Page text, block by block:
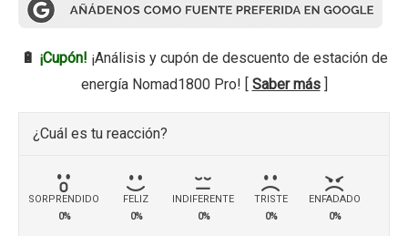
🔋 ¡Cupón! ¡Análisis y cupón de descuento de estación de
energía Nomad1800 Pro! [ Saber más]
¿Cuál es tu reacción?
SORPRENDIDO
0%
FELIZ
0%
INDIFERENTE
0%
TRISTE
0%
ENFADADO
0%